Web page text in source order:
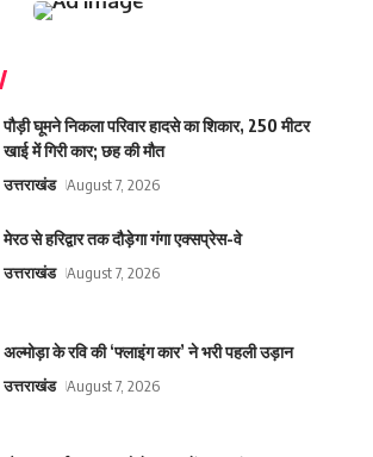
पौड़ी घूमने निकला परिवार हादसे का शिकार, 250 मीटर
खाई में गिरी कार; छह की मौत
उत्तराखंड August 7, 2026
मेरठ से हरिद्वार तक दौड़ेगा गंगा एक्सप्रेस-वे
उत्तराखंड August 7, 2026
अल्मोड़ा के रवि की ‘फ्लाइंग कार’ ने भरी पहली उड़ान
उत्तराखंड August 7, 2026